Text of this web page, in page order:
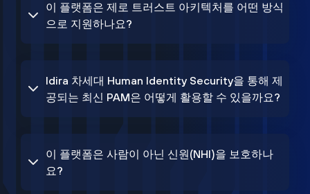
이 플랫폼은 제로 트러스트 아키텍처를 어떤 방식
으로 지원하나요?
Idira 차세대 Human Identity Security을 통해 제
공되는 최신 PAM은 어떻게 활용할 수 있을까요?
이 플랫폼은 사람이 아닌 신원(NHI)을 보호하나
요?